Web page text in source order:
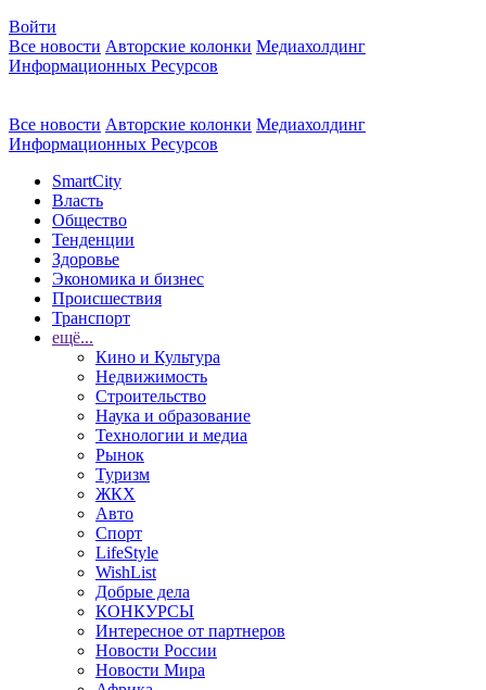
Войти
Все новости Авторские колонки Медиахолдинг
Информационных Ресурсов
Все новости Авторские колонки Медиахолдинг
Информационных Ресурсов
SmartCity
Власть
Общество
Тенденции
Здоровье
Экономика и бизнес
Происшествия
Транспорт
ещё...
Кино и Культура
Недвижимость
Строительство
Наука и образование
Технологии и медиа
Рынок
Туризм
ЖКХ
Авто
Спорт
LifeStyle
WishList
Добрые дела
КОНКУРСЫ
Интересное от партнеров
Новости России
Новости Мира